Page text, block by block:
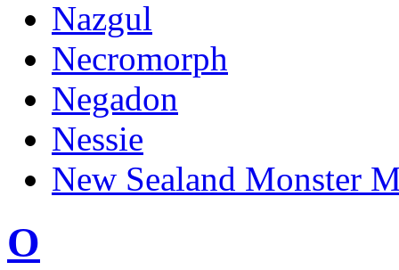
Nazgul
Necromorph
Negadon
Nessie
New Sealand Monster
O